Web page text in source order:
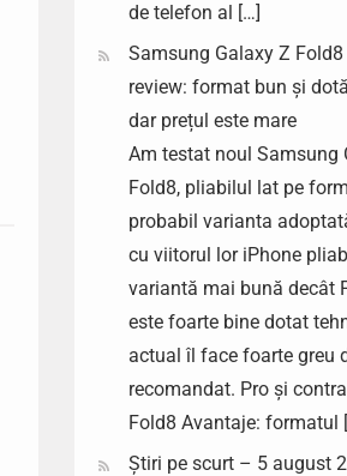
de telefon al […]
Samsung Galaxy Z
review: format bun și
dar prețul este mare
Am testat noul Samsung
Fold8, pliabilul lat pe
probabil varianta
cu viitorul lor iPhone
variantă mai bună decât
este foarte bine dotat
actual îl face foarte greu
recomandat. Pro și
Fold8 Avantaje: formatul
Știri pe scurt – 5 august